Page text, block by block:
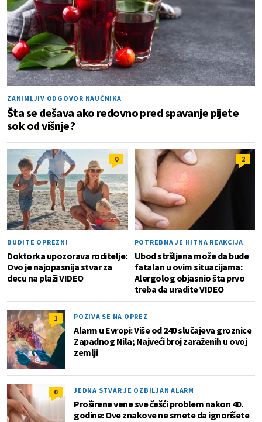
ZANIMLJIV ODGOVOR NAUČNIKA
Šta se dešava ako redovno pred spavanje pijete
sok od višnje?
0
BUDITE OPREZNI
Doktorka upozorava roditelje:
Ovo je najopasnija stvar za
decu na plaži VIDEO
2
POTREBNA JE HITNA REAKCIJA
Ubod stršljena može da bude
fatalan u ovim situacijama:
Alergolog objasnio šta prvo
treba da uradite VIDEO
1 POZIVA SE NA OPREZ
Alarm u Evropi: Više od 240 slučajeva groznice
Zapadnog Nila; Najveći broj zaraženih u ovoj
zemlji
0 JEDNA STVAR JE OZBILJAN ALARM
Proširene vene sve češći problem nakon 40.
godine: Ove znakove ne smete da ignorišete